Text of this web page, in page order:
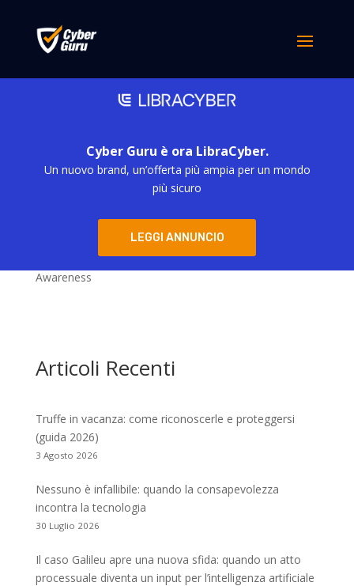
Cyber Guru è ora LibraCyber.
Un nuovo brand, un’offerta più ampia per un mondo
più sicuro
LEGGI ANNUNCIO
Nessun risultato
ricerca, o utilizza la barra di navigazione qui sopra per
Categorie
Eventi Cyber Security – Cyber Guru soluzioni per la
Security Awareness
Webinar – Cyber Guru soluzioni per la Security
Awareness
Articoli Recenti
Truffe in vacanza: come riconoscerle e proteggersi
(guida 2026)
3 Agosto 2026
Nessuno è infallibile: quando la consapevolezza
incontra la tecnologia
30 Luglio 2026
Il caso Galileu apre una nuova sfida: quando un atto
processuale diventa un input per l’intelligenza artificiale